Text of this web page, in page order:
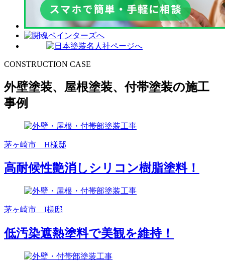
CONSTRUCTION CASE
外壁塗装、屋根塗装、付帯塗装の施工
事例
茅ヶ崎市 H様邸
高耐候性艶消しシリコン樹脂塗料！
茅ヶ崎市 I様邸
低汚染遮熱塗料で美観を維持！